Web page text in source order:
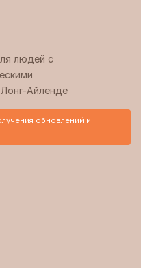
людей с
Айленде
обновлений и